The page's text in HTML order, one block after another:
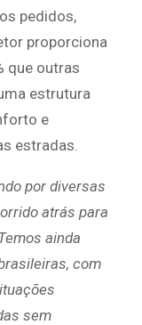
pedidos,
proporciona
que outras
estrutura
e
estradas.
por diversas
atrás para
ainda
com
sem